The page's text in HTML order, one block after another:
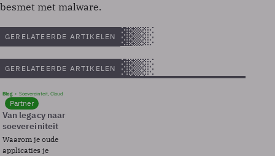
besmet met malware.
GERELATEERDE ARTIKELEN
GERELATEERDE ARTIKELEN
Blog Soevereinteit, Cloud
Partner
Van legacy naar
soevereiniteit
Waarom je oude
applicaties je